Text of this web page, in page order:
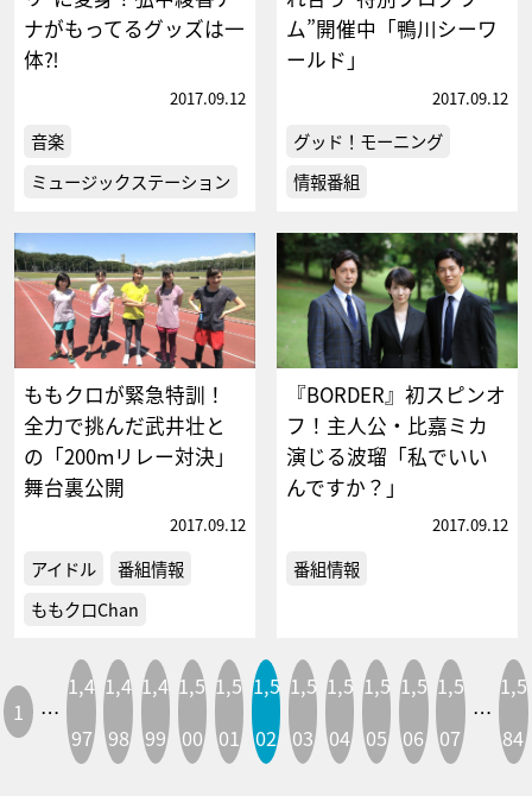
ナがもってるグッズは一
体⁈
2017.09.12
音楽
ミュージックステーション
ム”開催中「鴨川シーワ
ールド」
2017.09.12
グッド！モーニング
情報番組
ももクロが緊急特訓！
全力で挑んだ武井壮と
の「200mリレー対決」
舞台裏公開
2017.09.12
アイドル
番組情報
ももクロChan
『BORDER』初スピンオ
フ！主人公・比嘉ミカ
演じる波瑠「私でいい
んですか？」
2017.09.12
番組情報
1 …
1,4
97
1,4
98
1,4
99
1,5
00
1,5
01
1,5
02
1,5
03
1,5
04
1,5
05
1,5
06
1,5
07
…
1,5
84